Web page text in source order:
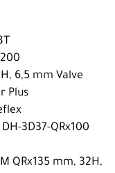
6,5 mm Valve
Plus
3D37-QRx100
QRx135 mm, 32H,